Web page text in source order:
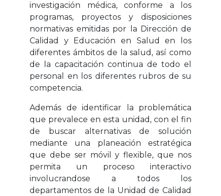
investigación médica, conforme a los
programas, proyectos y disposiciones
normativas emitidas por la Dirección de
Calidad y Educación en Salud en los
diferentes ámbitos de la salud, así como
de la capacitación continua de todo el
personal en los diferentes rubros de su
competencia.
Además de identificar la problemática
que prevalece en esta unidad, con el fin
de buscar alternativas de solución
mediante una planeación estratégica
que debe ser móvil y flexible, que nos
permita un proceso interactivo
involucrandose a todos los
departamentos de la Unidad de Calidad